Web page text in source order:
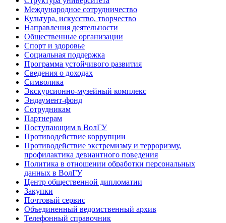
Международное сотрудничество
Культура, искусство, творчество
Направления деятельности
Общественные организации
Спорт и здоровье
Социальная поддержка
Программа устойчивого развития
Сведения о доходах
Символика
Экскурсионно-музейный комплекс
Эндаумент-фонд
Сотрудникам
Партнерам
Поступающим в ВолГУ
Противодействие коррупции
Противодействие экстремизму и терроризму,
профилактика девиантного поведения
Политика в отношении обработки персональных
данных в ВолГУ
Центр общественной дипломатии
Закупки
Почтовый сервис
Объединенный ведомственный архив
Телефонный справочник